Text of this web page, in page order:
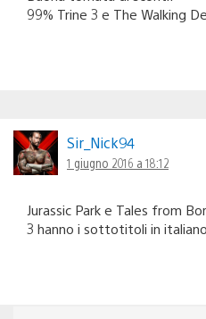
99% Trine 3 e The Walking
Sir_Nick94
1 giugno 2016 a 18:12
Jurassic Park e Tales from
3 hanno i sottotitoli in